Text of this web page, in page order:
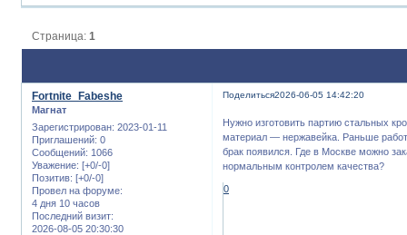
Страница:1
Поделиться2026-06-05 14:42:20
Fortnite_Fabeshe
Магнат
Зарегистрирован: 2023-01-11
Приглашений: 0
Сообщений: 1066
Уважение: [+0/-0]
Позитив: [+0/-0]
Провел на форуме:
4 дня 10 часов
Последний визит:
2026-08-05 20:30:30
Нужно изготовить партию стальных
материал — нержавейка. Раньше
брак появился. Где в Москве можно
нормальным контролем качества?
0